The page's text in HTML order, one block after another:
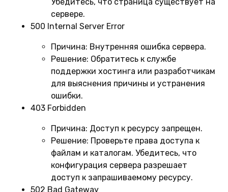
сервере.
500 Internal Server Error
Причина: Внутренняя ошибка сервера.
Решение: Обратитесь к службе
поддержки хостинга или разработчикам
для выяснения причины и устранения
ошибки.
403 Forbidden
Причина: Доступ к ресурсу запрещен.
Решение: Проверьте права доступа к
файлам и каталогам. Убедитесь, что
конфигурация сервера разрешает
доступ к запрашиваемому ресурсу.
502 Bad Gateway